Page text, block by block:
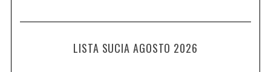
LISTA SUCIA AGOSTO 2026